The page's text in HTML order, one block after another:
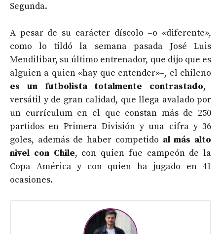
Segunda.
A pesar de su carácter díscolo –o «diferente»,
como lo tildó la semana pasada José Luis
Mendilibar, su último entrenador, que dijo que es
alguien a quien «hay que entender»–, el chileno
es un futbolista totalmente contrastado,
versátil y de gran calidad, que llega avalado por
un currículum en el que constan más de 250
partidos en Primera División y una cifra y 36
goles, además de haber competido al más alto
nivel con Chile, con quien fue campeón de la
Copa América y con quien ha jugado en 41
ocasiones.